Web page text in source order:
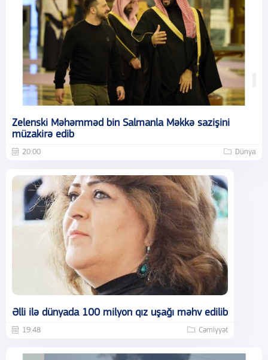
Zelenski Məhəmməd bin Salmanla Məkkə sazişini
müzakirə edib
20:00 Dünya
Əlli ilə dünyada 100 milyon qız uşağı məhv edilib
19:48 Cəmiyyət